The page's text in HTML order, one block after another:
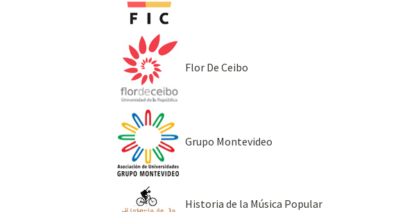
Flor De Ceibo
Grupo Montevideo
Historia de la Música Popular